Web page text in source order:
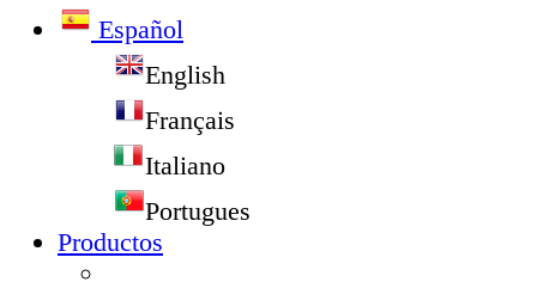
Español
English
Français
Italiano
Portugues
Productos